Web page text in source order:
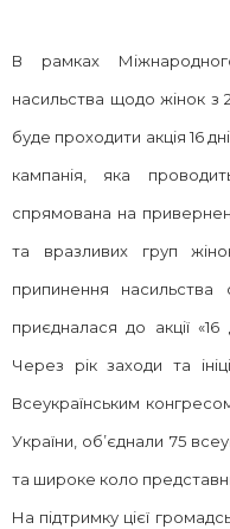
В рамках
насильства щодо жінок з
буде проходити акція 16
кампанія, яка
спрямована на
та вразливих груп
припинення насильства
приєдналася до акції
Через рік заходи та
Всеукраїнським
України, об’єднали 75
та широке коло
На підтримку цієї